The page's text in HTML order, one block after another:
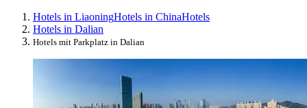
Hotels in LiaoningHotels in ChinaHotels
Hotels in Dalian
Hotels mit Parkplatz in Dalian